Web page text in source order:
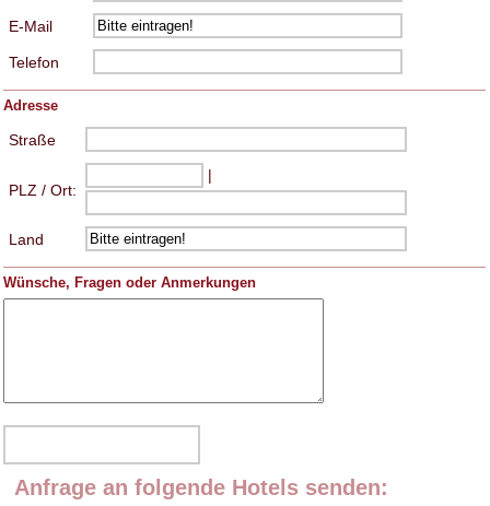
E-Mail
Telefon
Adresse
Straße
PLZ / Ort:
|
Land
Wünsche, Fragen oder Anmerkungen
Anfrage an folgende Hotels senden: